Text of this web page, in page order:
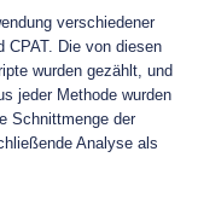
verschiedener
CPAT. Die von diesen
wurden gezählt, und
jeder Methode wurden
Schnittmenge der
Analyse als